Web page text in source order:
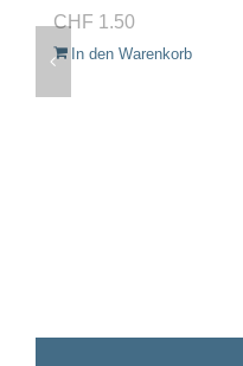
CHF 1.50
In den Warenkorb